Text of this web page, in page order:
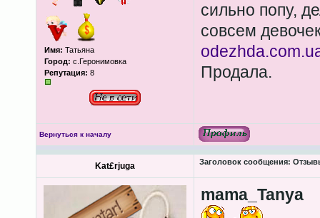
Имя: Татьяна
Город: с.Геронимовка
Репутация: 8
сильно попу,
совсем
Продала.
Вернуться к началу
Kat£rjuga Заголовок сообщения:
mama_Tanya